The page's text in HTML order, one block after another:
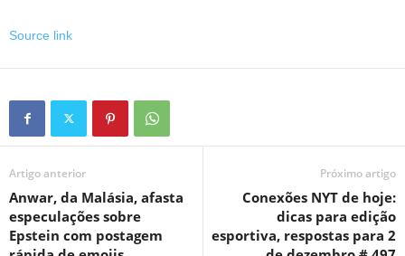
Source link
Artigo anterior
Anwar, da Malásia, afasta
especulações sobre
Epstein com postagem
Próximo artigo
Conexões NYT de hoje:
dicas para edição
esportiva, respostas para 2